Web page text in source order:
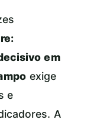
em
exige
e
A